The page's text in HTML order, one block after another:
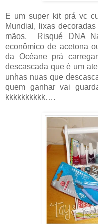
E um super kit prá vc
Mundial, lixas
mãos, Risqué DNA
econômico de acetona
da Ocèane prá
descascada que é um
unhas nuas que
quem ganhar vai
kkkkkkkkkk….